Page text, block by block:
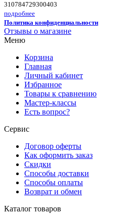
310784729300403
подробнее
Политика конфиденциальности
Отзывы о магазине
Меню
Корзина
Главная
Личный кабинет
Избранное
Товары к сравнению
Мастер-классы
Есть вопрос?
Сервис
Договор оферты
Как оформить заказ
Скидки
Способы доставки
Способы оплаты
Возврат и обмен
Каталог товаров